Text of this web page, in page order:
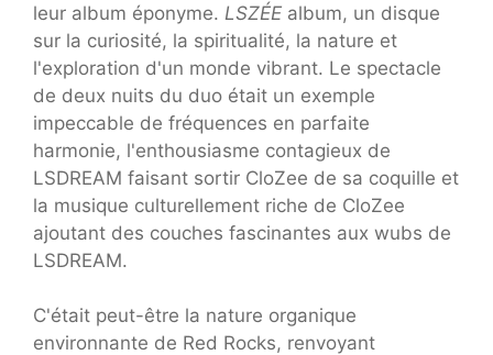
leur album éponyme. LSZÉE album, un disque
sur la curiosité, la spiritualité, la nature et
l'exploration d'un monde vibrant. Le spectacle
de deux nuits du duo était un exemple
impeccable de fréquences en parfaite
harmonie, l'enthousiasme contagieux de
LSDREAM faisant sortir CloZee de sa coquille et
la musique culturellement riche de CloZee
ajoutant des couches fascinantes aux wubs de
LSDREAM.
C'était peut-être la nature organique
environnante de Red Rocks, renvoyant